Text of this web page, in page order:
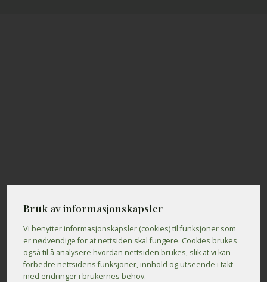
Bruk av informasjonskapsler
Vi benytter informasjons­kapsler (cookies) til funksjoner som
er nødvendige for at nettsiden skal fungere. Cookies brukes
også til å analysere hvordan nettsiden brukes, slik at vi kan
forbedre nettsidens funksjoner, innhold og utseende i takt
med endringer i brukernes behov.